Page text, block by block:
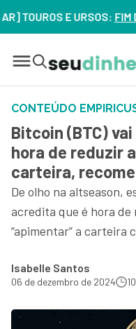
E URSOS:FIM DOS
CONTEÚDO
Bitcoin (BTC)
hora de reduzir
carteira,
De olho na altseason,
acredita que é hora de
“apimentar” a carteira
Isabelle Santos
06 de dezembro de 2024